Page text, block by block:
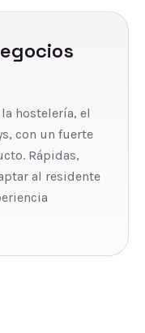
hostelería, el
con un fuerte
Rápidas,
al residente